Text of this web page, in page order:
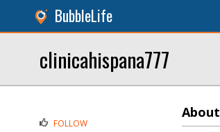
BubbleLife
clinicahispana777
About
FOLLOW